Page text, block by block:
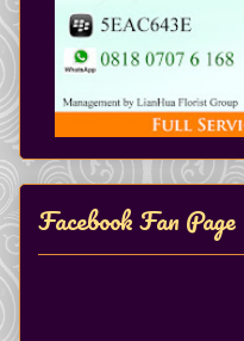
Facebook Fan Page